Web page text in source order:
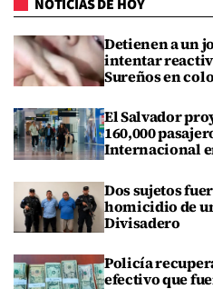
NOTICIAS DE HOY
Detienen a un
intentar
Sureños en
El Salvador
160,000
Internacional
Dos sujetos
homicidio de
Divisadero
Policía
efectivo que